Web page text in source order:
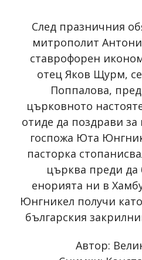
След празничния
митрополит
ставрофорен
отец Яков Щурм,
Поппалова,
църковното
отиде да поздрави
госпожа Юта
пасторка
църква преди да
енорията ни в
Юнгникел получи
българския
Автор: